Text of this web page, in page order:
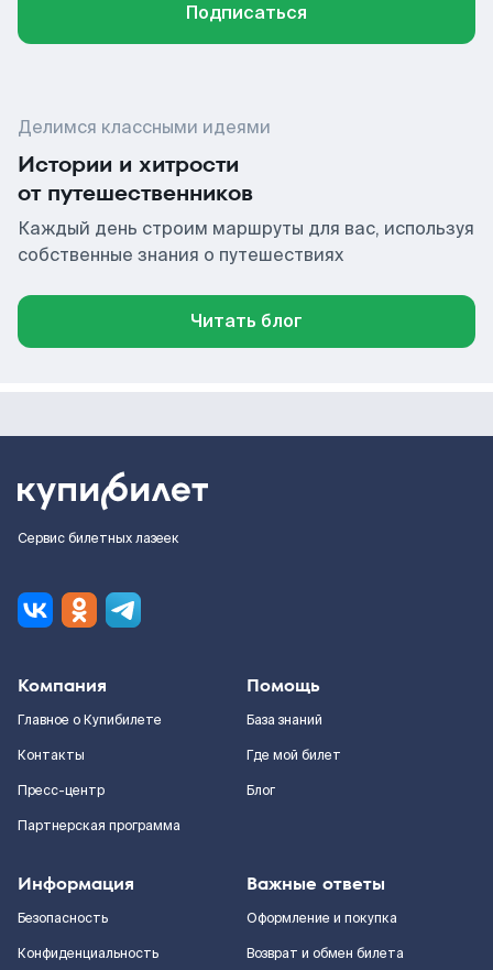
Подписаться
Делимся классными идеями
Истории и хитрости
от путешественников
Каждый день строим маршруты для вас, используя
собственные знания о путешествиях
Читать блог
Сервис билетных лазеек
Компания
Главное о Купибилете
Контакты
Пресс-центр
Партнерская программа
Помощь
База знаний
Где мой билет
Блог
Информация
Безопасность
Конфиденциальность
Важные ответы
Оформление и покупка
Возврат и обмен билета